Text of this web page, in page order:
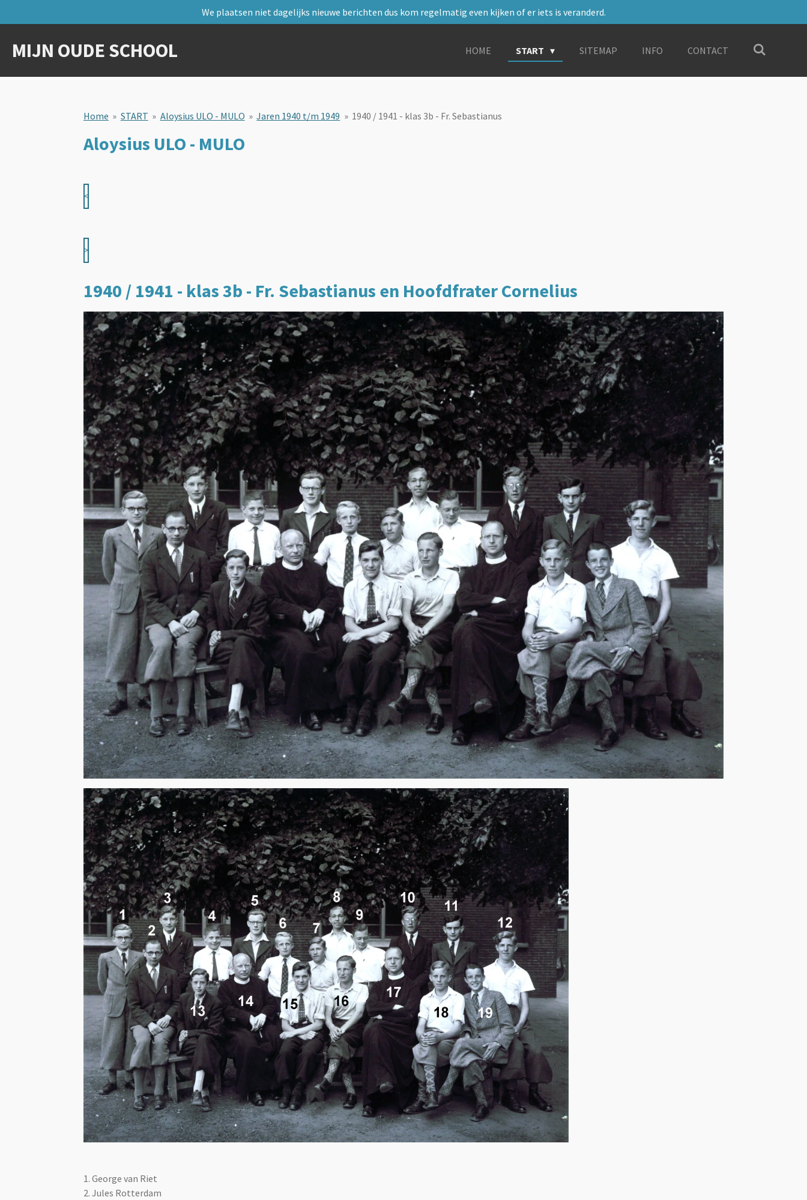
direct
de
We plaatsen niet dagelijks nieuwe berichten dus kom regelmatig even kijken of er iets is veranderd.
MIJN OUDE SCHOOL HOME START SITEMAP INFO CONTACT
Home » START » Aloysius ULO - MULO » Jaren 1940 t/m 1949 » 1940 / 1941 - klas 3b - Fr. Sebastianus
Aloysius ULO - MULO
<
>
1940 / 1941 - klas 3b - Fr. Sebastianus en Hoofdfrater Cornelius
1. George van Riet
2. Jules Rotterdam